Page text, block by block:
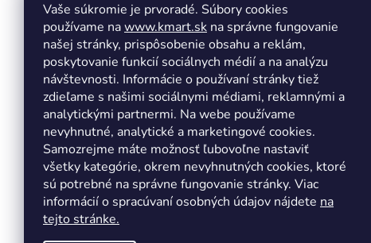
Vaše súkromie je prvoradé. Súbory cookies
používame nawww.kmart.sk na správne fungovanie
našej stránky, prispôsobenie obsahu a reklám,
poskytovanie funkcií sociálnych médií a na analýzu
návštevnosti. Informácie o používaní stránky tiež
zdieľame s našimi sociálnymi médiami, reklamnými a
analytickými partnermi. Na webe používame
nevyhnutné, analytické a marketingové cookies.
Samozrejme máte možnosť ľubovoľne nastaviť
všetky kategórie, okrem nevyhnutných cookies, ktoré
sú potrebné na správne fungovanie stránky. Viac
informácií o spracúvaní osobných údajov nájdete na
tejto stránke.
Facebook